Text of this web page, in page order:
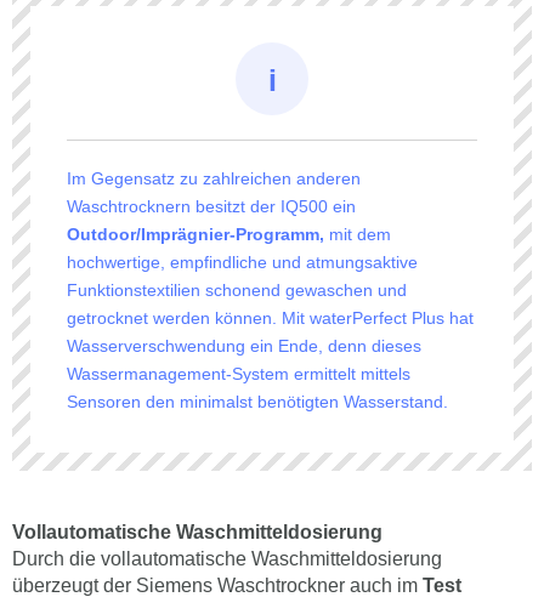
Im Gegensatz zu zahlreichen anderen
Waschtrocknern besitzt der IQ500 ein
Outdoor/Imprägnier-Programm, mit dem
hochwertige, empfindliche und atmungsaktive
Funktionstextilien schonend gewaschen und
getrocknet werden können. Mit waterPerfect Plus hat
Wasserverschwendung ein Ende, denn dieses
Wassermanagement-System ermittelt mittels
Sensoren den minimalst benötigten Wasserstand.
Vollautomatische Waschmitteldosierung
Durch die vollautomatische Waschmitteldosierung
überzeugt der Siemens Waschtrockner auch im Test